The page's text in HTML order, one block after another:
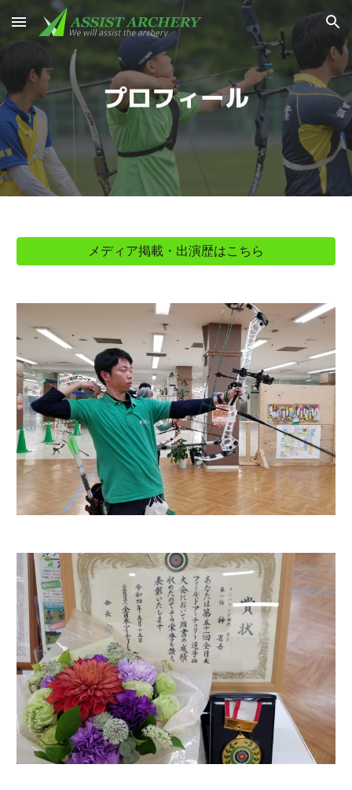
Skip to main content Skip to navigation
プロフィール
メディア掲載・出演歴はこちら